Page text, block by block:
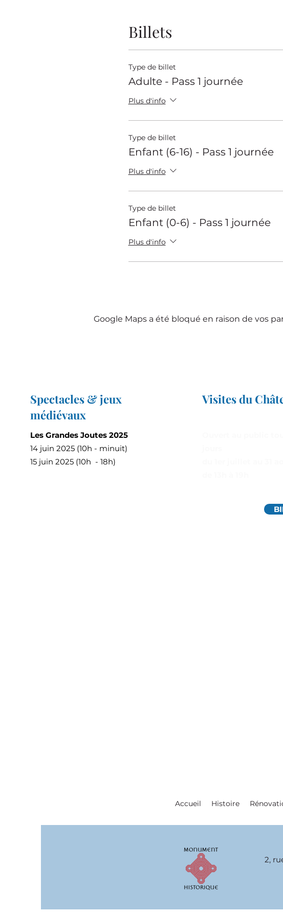
Billets
Type de billet
Adulte - Pass 1 journée
Plus d'info
Type de billet
Enfant (6-16) - Pass 1 journée
Plus d'info
Type de billet
Enfant (0-6) - Pass 1 journée
Plus d'info
Google Maps a été bloqué en raison de vos
Spectacles & jeux
médiévaux
Les Grandes Joutes 2025
14 juin 2025 (10h - minuit)
15 juin 2025 (10h - 18h)
Visites du
Accueil Histoire
2,